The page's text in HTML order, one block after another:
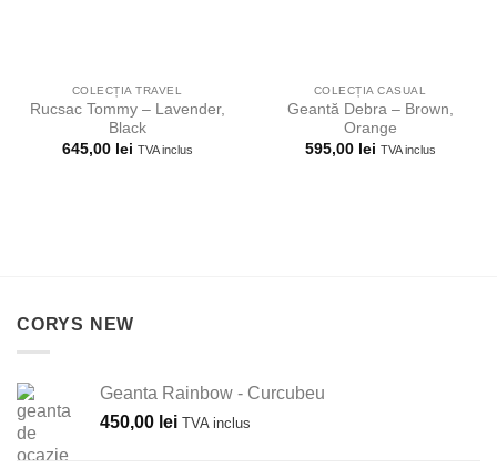
COLECȚIA TRAVEL
Rucsac Tommy – Lavender,
Black
645,00 lei TVA inclus
COLECȚIA CASUAL
Geantă Debra – Brown,
Orange
595,00 lei TVA inclus
CORYS NEW
Geanta Rainbow - Curcubeu
450,00 lei TVA inclus